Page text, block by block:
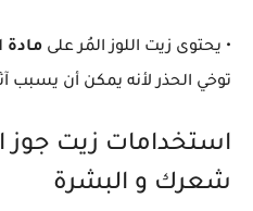
• يحتوى زيت اللوز المُر على مادة
توخي الحذر لأنه يمكن أن يسبب
استخدامات زيت جوز
شعرك و البشرة